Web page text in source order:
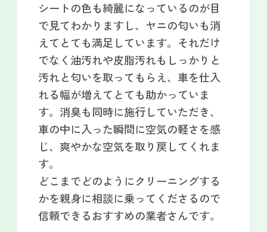
シートの色も綺麗になっているのが目
で見てわかりますし、ヤニの匂いも消
えてとても満足しています。それだけ
でなく油汚れや皮脂汚れもしっかりと
汚れと匂いを取ってもらえ、車を仕入
れる幅が増えてとても助かっていま
す。消臭も同時に施行していただき、
車の中に入った瞬間に空気の軽さを感
じ、爽やかな空気を取り戻してくれま
す。
どこまでどのようにクリーニングする
かを親身に相談に乗ってくださるので
信頼できるおすすめの業者さんです。